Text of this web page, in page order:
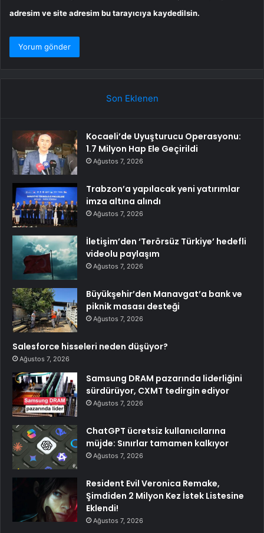
adresim ve site adresim bu tarayıcıya kaydedilsin.
Son Eklenen
Kocaeli’de Uyuşturucu Operasyonu:
1.7 Milyon Hap Ele Geçirildi
Ağustos 7, 2026
Trabzon’a yapılacak yeni yatırımlar
imza altına alındı
Ağustos 7, 2026
İletişim’den ‘Terörsüz Türkiye’ hedefli
videolu paylaşım
Ağustos 7, 2026
Büyükşehir’den Manavgat’a bank ve
piknik masası desteği
Ağustos 7, 2026
Salesforce hisseleri neden düşüyor?
Ağustos 7, 2026
Samsung DRAM pazarında liderliğini
sürdürüyor, CXMT tedirgin ediyor
Ağustos 7, 2026
ChatGPT ücretsiz kullanıcılarına
müjde: Sınırlar tamamen kalkıyor
Ağustos 7, 2026
Resident Evil Veronica Remake,
Şimdiden 2 Milyon Kez İstek Listesine
Eklendi!
Ağustos 7, 2026